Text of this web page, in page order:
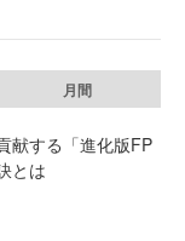
月間
献する「進化版FP
とは